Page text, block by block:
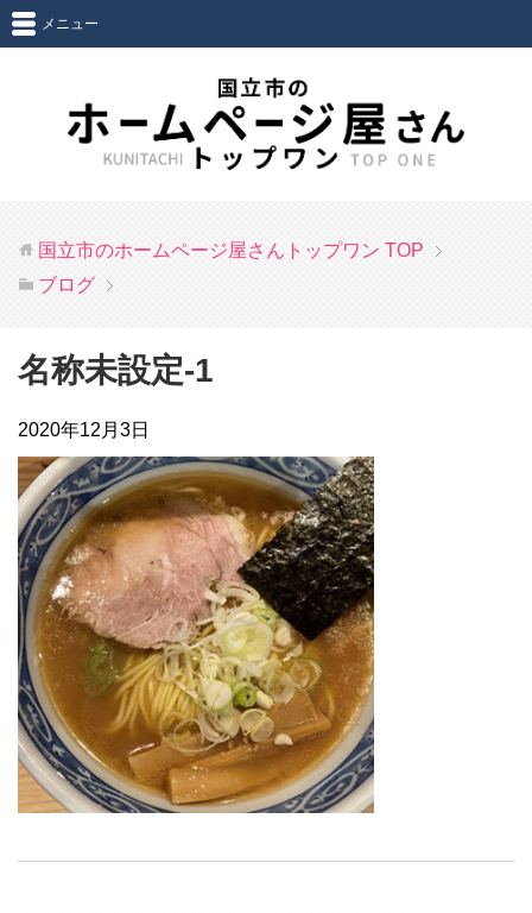
メニュー
国立市のホームページ屋さんトップワン TOP
ブログ
名称未設定-1
2020年12月3日